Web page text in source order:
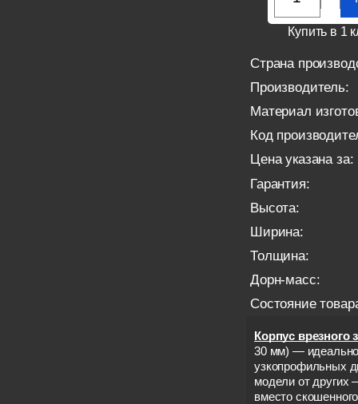
Купить в 1
Страна
Производитель:
Материал
Код
Цена указана за:
Гарантия:
Высота:
Ширина:
Толщина:
Дорн-масс:
Состояние
Корпус врезного
30 мм) —
узкопрофильных
модели от других
вместо